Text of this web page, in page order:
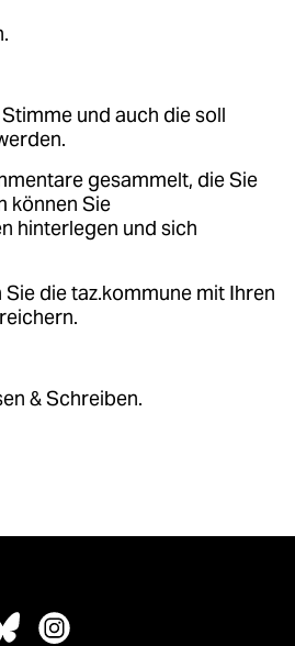
und auch die soll
gesammelt, die Sie
können Sie
hinterlegen und sich
die taz.kommune mit Ihren
& Schreiben.